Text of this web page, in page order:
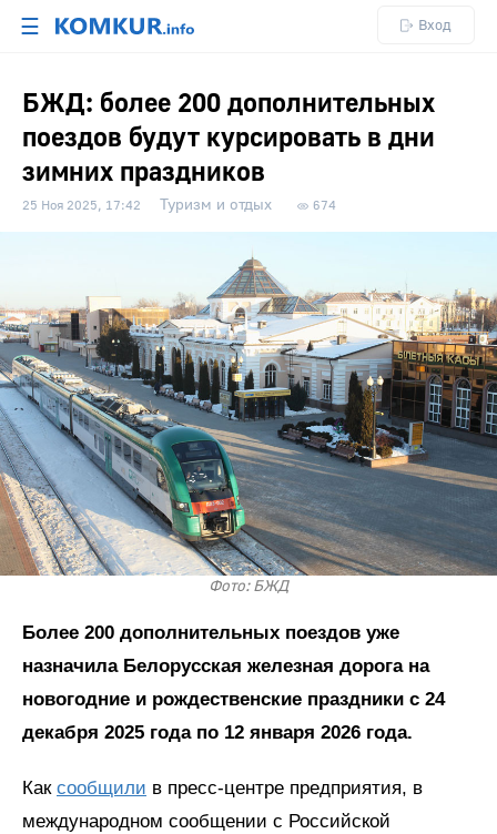
☰ Вход
БЖД: более 200 дополнительных
поездов будут курсировать в дни
зимних праздников
25 Ноя 2025, 17:42 Туризм и отдых 674
Фото: БЖД
Более 200 дополнительных поездов уже
назначила Белорусская железная дорога на
новогодние и рождественские праздники с 24
декабря 2025 года по 12 января 2026 года.
Как сообщили в пресс-центре предприятия, в
международном сообщении с Российской